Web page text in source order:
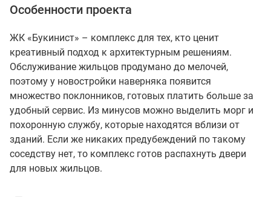
Особенности проекта
ЖК «Букинист» – комплекс для тех, кто ценит
креативный подход к архитектурным решениям.
Обслуживание жильцов продумано до мелочей,
поэтому у новостройки наверняка появится
множество поклонников, готовых платить больше за
удобный сервис. Из минусов можно выделить морг и
похоронную службу, которые находятся вблизи от
зданий. Если же никаких предубеждений по такому
соседству нет, то комплекс готов распахнуть двери
для новых жильцов.